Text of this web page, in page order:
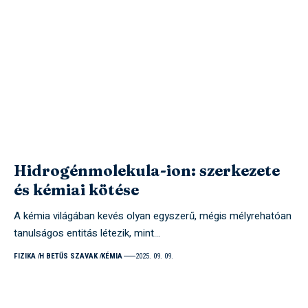
Hidrogénmolekula-ion: szerkezete
és kémiai kötése
A kémia világában kevés olyan egyszerű, mégis mélyrehatóan
tanulságos entitás létezik, mint…
FIZIKA H BETŰS SZAVAK KÉMIA 2025. 09. 09.